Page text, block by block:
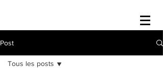
Post
Tous les posts